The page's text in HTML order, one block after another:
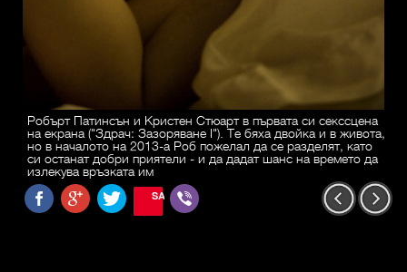
Робърт Патинсън и Кристен Стюарт в първата си секссцена
на екрана ("Здрач: Зазоряване I"). Те бяха двойка и в живота,
но в началото на 2013-а Роб пожелал да се разделят, като
си останат добри приятели - и да дадат шанс на времето да
излекува връзката им
SAVE